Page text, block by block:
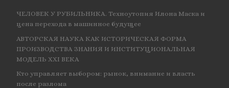
ЧЕЛОВЕК У РУБИЛЬНИКА. Техноутопия Илона Маска и
цена перехода в машинное будущее
АВТОРСКАЯ НАУКА КАК ИСТОРИЧЕСКАЯ ФОРМА
ПРОИЗВОДСТВА ЗНАНИЯ И ИНСТИТУЦИОНАЛЬНАЯ
МОДЕЛЬ XXI ВЕКА
Кто управляет выбором: рынок, внимание и власть
после разлома